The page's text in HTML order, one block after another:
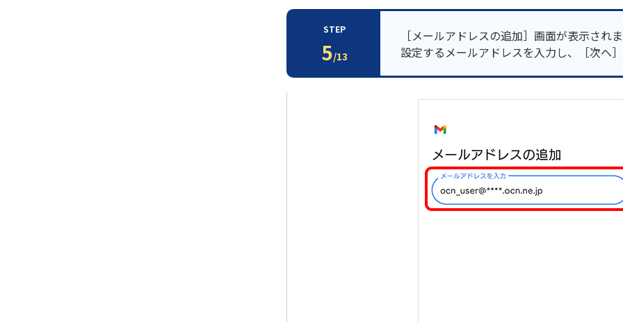
STEP
5/13
［メールアドレスの追加］画面が表示され
設定するメールアドレスを入力し、［次へ